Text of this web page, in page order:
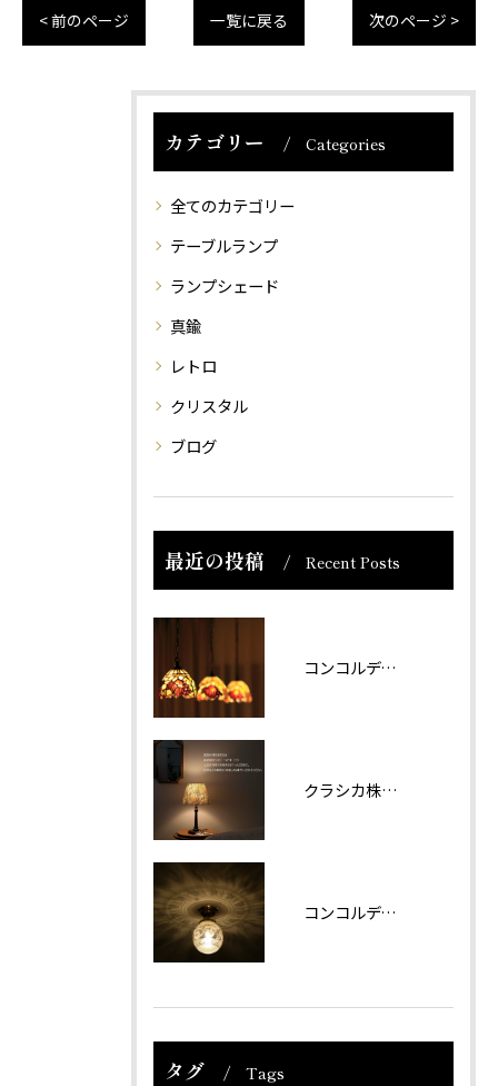
< 前のページ 一覧に戻る 次のページ >
カテゴリー Categories
全てのカテゴリー
テーブルランプ
ランプシェード
真鍮
レトロ
クリスタル
ブログ
最近の投稿 Recent Posts
コンコルディア照明 販売について
クラシカ株式会社では夏期休業をいただきます。
コンコルディアのシリーズより天井灯です。
タグ Tags